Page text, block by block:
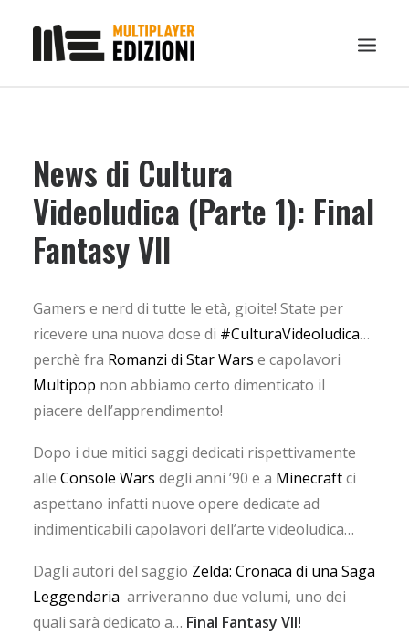
LIBRI
GUIDE STRATEGICHE
GADGET
NEWS
CHI SIAMO
DOWNLOAD
RICERCA
News di Cultura
Videoludica (Parte 1): Final
Fantasy VII
Gamers e nerd di tutte le età, gioite! State per
ricevere una nuova dose di #CulturaVideoludica…
perchè fra Romanzi di Star Wars e capolavori
Multipop non abbiamo certo dimenticato il
piacere dell’apprendimento!
Dopo i due mitici saggi dedicati rispettivamente
alle Console Wars degli anni ’90 e a Minecraftci
aspettano infatti nuove opere dedicate ad
indimenticabili capolavori dell’arte videoludica…
Dagli autori del saggio Zelda: Cronaca di una Saga
Leggendaria arriveranno due volumi, uno dei
quali sarà dedicato a… Final Fantasy VII!